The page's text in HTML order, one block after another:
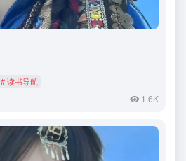
# 读书导航
1.6K